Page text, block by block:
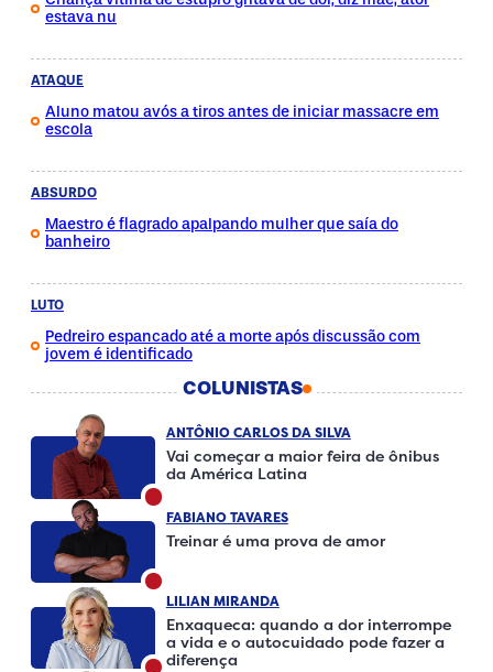
estava nu
ATAQUE
Aluno matou avós a tiros antes de iniciar massacre em
escola
ABSURDO
Maestro é flagrado apalpando mulher que saía do
banheiro
LUTO
Pedreiro espancado até a morte após discussão com
jovem é identificado
COLUNISTAS
ANTÔNIO CARLOS DA SILVA
Vai começar a maior feira de ônibus
da América Latina
FABIANO TAVARES
Treinar é uma prova de amor
LILIAN MIRANDA
Enxaqueca: quando a dor interrompe
a vida e o autocuidado pode fazer a
diferença